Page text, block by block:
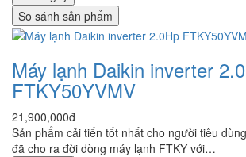
So sánh sản phẩm
Máy lạnh Daikin inverter
FTKY50YVMV
21,900,000đ
Sản phẩm cải tiến tốt nhất cho người tiêu
đã cho ra đời dòng máy lạnh FTKY với…